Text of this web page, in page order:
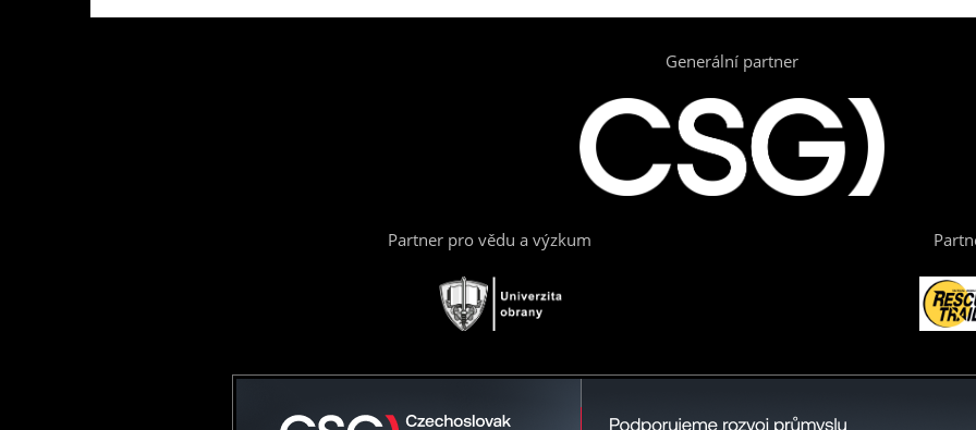
Generální partner
Partner pro vědu a výzkum